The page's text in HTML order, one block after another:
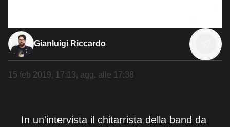
Gianluigi Riccardo
15 feb 2019, 17:13, agg. alle 17:38
In un'intervista il chitarrista della band da